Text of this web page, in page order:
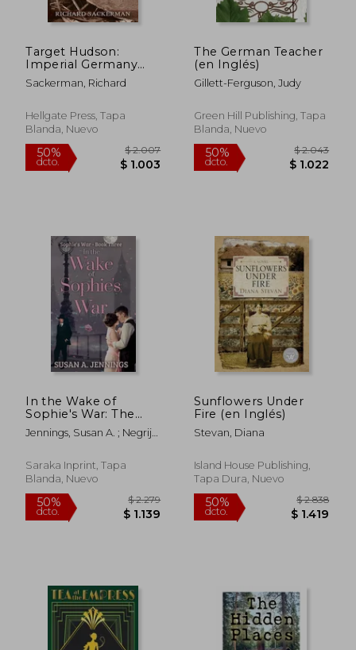
50%
dcto.
$ 2.218
$ 1.109
50%
dcto.
$
$
Target Hudson:
Imperial Germany
Strikes New York
Harbor (A Novel) (en
Sackerman, Richard
Hellgate Press, Tapa
Blanda, Nuevo
The German Teacher
(en Inglés)
Gillett-Ferguson, Judy
Green Hill Publishing, Tapa
Blanda, Nuevo
In the Wake of
Sophie's War: The
guns are silent, the
whole world has
(en Inglés)
Jennings, Susan A. ; Negrijn,
Saraka Inprint, Tapa
Blanda, Nuevo
Sunflowers Under
Fire (en Inglés)
Stevan, Diana
Island House Publishing,
Tapa Dura, Nuevo